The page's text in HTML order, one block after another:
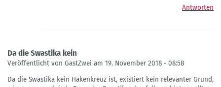
Antworten
Da die Swastika kein
Veröffentlicht von GastZwei am 19. November 2018 - 08:58
Da die Swastika kein Hakenkreuz ist, existiert kein relevanter Grund,